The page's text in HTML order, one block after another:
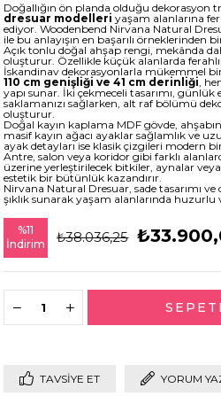
Doğallığın ön planda olduğu dekorasyon
dresuar modelleri yaşam alanlarına
ediyor. Woodenbend Nirvana Natural
ile bu anlayışın en başarılı örneklerinden
Açık tonlu doğal ahşap rengi, mekânda
oluşturur. Özellikle küçük alanlarda
İskandinav dekorasyonlarla mükemmel
110 cm genişliği ve 41 cm derinliği,
yapı sunar. İki çekmeceli tasarımı, günlük
saklamanızı sağlarken, alt raf bölümü
oluşturur.
Doğal kayın kaplama MDF gövde,
masif kayın ağacı ayaklar sağlamlık ve
ayak detayları ise klasik çizgileri modern
Antre, salon veya koridor gibi farklı
üzerine yerleştirilecek bitkiler, aynalar
estetik bir bütünlük kazandırır.
Nirvana Natural Dresuar, sade tasarımı
şıklık sunarak yaşam alanlarında
%11
İndirim
₺38.036,25
TAVSIYE ET YORUM